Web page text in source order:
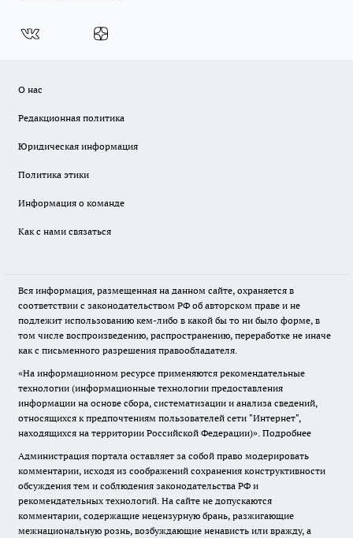
О нас
Редакционная политика
Юридическая информация
Политика этики
Информация о команде
Как с нами связаться
Вся информация, размещенная на данном сайте, охраняется в
соответствии с законодательством РФ об авторском праве и не
подлежит использованию кем-либо в какой бы то ни было форме, в
том числе воспроизведению, распространению, переработке не иначе
как с письменного разрешения правообладателя.
«На информационном ресурсе применяются рекомендательные
технологии (информационные технологии предоставления
информации на основе сбора, систематизации и анализа сведений,
относящихся к предпочтениям пользователей сети "Интернет",
находящихся на территории Российской Федерации)». Подробнее
Администрация портала оставляет за собой право модерировать
комментарии, исходя из соображений сохранения конструктивности
обсуждения тем и соблюдения законодательства РФ и
рекомендательных технологий. На сайте не допускаются
комментарии, содержащие нецензурную брань, разжигающие
межнациональную рознь, возбуждающие ненависть или вражду, а